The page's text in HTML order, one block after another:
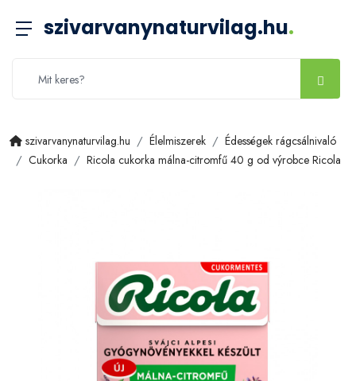
szivarvanynaturvilag.hu.
szivarvanynaturvilag.hu Élelmiszerek
Édességek rágcsálnivaló
Cukorka
Ricola cukorka málna-citromfű 40 g od výrobce Ricola